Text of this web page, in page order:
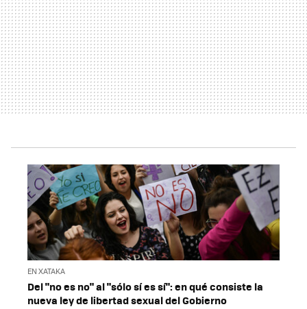
EN XATAKA
Del "no es no" al "sólo sí es sí": en qué consiste la
nueva ley de libertad sexual del Gobierno